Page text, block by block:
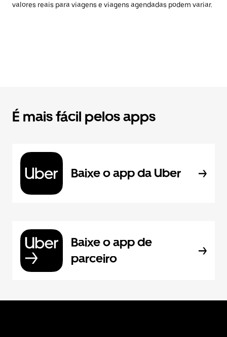
valores reais para viagens e viagens agendadas podem variar.
É mais fácil pelos apps
Baixe o app da Uber
Baixe o app de
parceiro